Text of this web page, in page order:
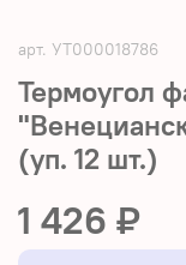
арт. УТ000018786
Термоугол
(уп. 12 шт.)
1 426 ₽